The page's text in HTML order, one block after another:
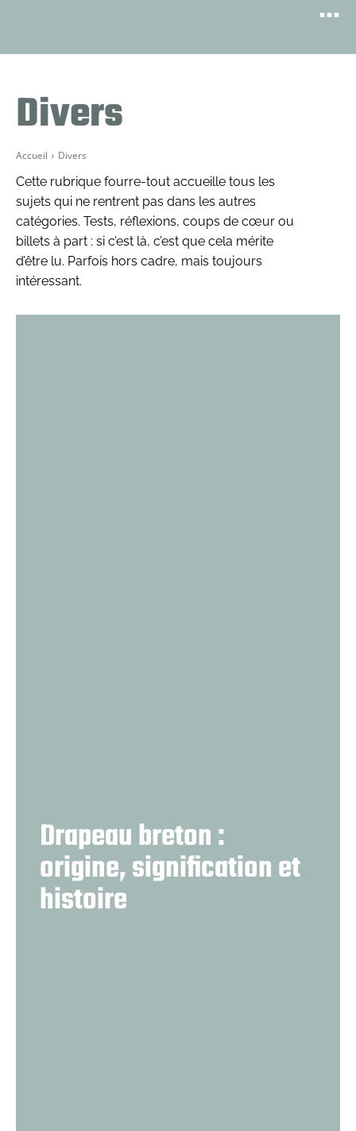
Divers
Accueil Divers
Cette rubrique fourre-tout accueille tous les
sujets qui ne rentrent pas dans les autres
catégories. Tests, réflexions, coups de cœur ou
billets à part : si c’est là, c’est que cela mérite
d’être lu. Parfois hors cadre, mais toujours
intéressant.
Drapeau breton :
origine, signification et
histoire